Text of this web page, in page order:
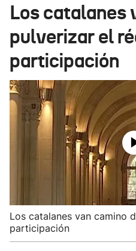
Los catalanes
pulverizar el
participación
Los catalanes van camino
participación